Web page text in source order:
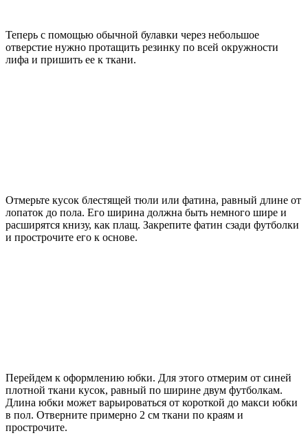
Теперь с помощью обычной булавки через небольшое
отверстие нужно протащить резинку по всей окружности
лифа и пришить ее к ткани.
Отмерьте кусок блестящей тюли или фатина, равный длине от
лопаток до пола. Его ширина должна быть немного шире и
расширятся книзу, как плащ. Закрепите фатин сзади футболки
и прострочите его к основе.
Перейдем к оформлению юбки. Для этого отмерим от синей
плотной ткани кусок, равный по ширине двум футболкам.
Длина юбки может варьироваться от короткой до макси юбки
в пол. Отверните примерно 2 см ткани по краям и
прострочите.